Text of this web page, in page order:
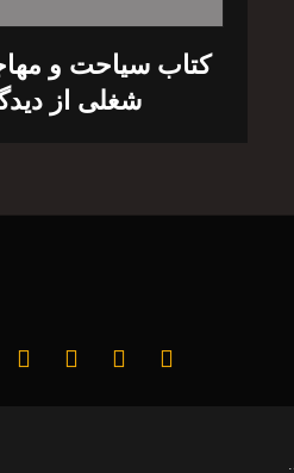
کتاب سیاحت و
شغلی از